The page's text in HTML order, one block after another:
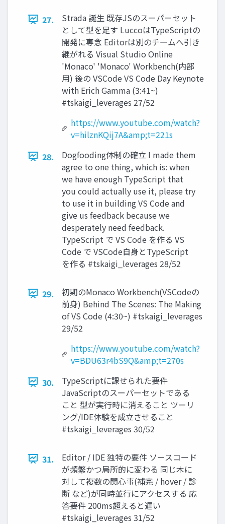
27.
Strada 誕生 既存JSのスーパーセット
として型を足す LuccoはTypeScriptの
開発に専念 Editorは別のチームへ引き
継がれる Visual Studio Online
'Monaco' 'Monaco' Workbench(内部
用) 後の VSCode VS Code Day Keynote
with Erich Gamma (3:41~)
#tskaigi_leverages 27/52
https://www.youtube.com/watch?
v=hilznKQij7A&amp;t=221s
28.
Dogfooding体制の確立 I made them
agree to one thing, which is: when
we have enough TypeScript that
you could actually use it, please try
to use it in building VS Code and
give us feedback because we
desperately need feedback.
TypeScript で VS Code を作る VS
Code で VSCode自身とTypeScript
を作る #tskaigi_leverages 28/52
29.
初期のMonaco Workbench(VSCodeの
前身) Behind The Scenes: The Making
of VS Code (4:30~) #tskaigi_leverages
29/52
https://www.youtube.com/watch?
v=BDU63r4bS9Q&amp;t=270s
30.
TypeScriptに課せられた要件
JavaScriptのスーパーセットである
こと 型が実行時に消えること ツーリ
ング/IDE体験を成立させること
#tskaigi_leverages 30/52
31.
Editor / IDE 独特の要件 ソースコード
が頻繁かつ局所的に変わる 同じ木に
対して複数の関心事(補完 / hover / 診
断 など)が同時並行にアクセスする 応
答要件 200ms超えると遅い
#tskaigi_leverages 31/52